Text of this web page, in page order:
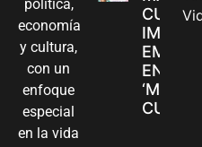
política,
economía
y cultura,
con un
enfoque
especial
en la vida
EN LA